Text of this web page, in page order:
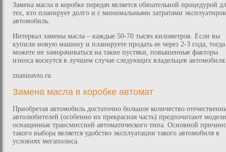
Замена масла в коробке передач является обязательной процедурой
тех, кто планирует долго и с минимальными затратами
автомобиль.
Интервал замены масла – каждые 50-70 тысяч километров. Если вы
купили новую машину и планируете продать ее через 2-3 года, тогда
можете не заморачиваться на такие пустяки, повышенные факторы
износа коснутся в лучшем случае следующих владельцев автомобиля.
znanieavto.ru
Замена масла в коробке автомат
Приобретая автомобиль достаточно большое количество
автолюбителей (особенно их прекрасная часть) предпочитают
оснащенные трансмиссией автоматического типа. Основной
такого выбора является удобство эксплуатации такого автомобиля в
условиях мегаполиса.